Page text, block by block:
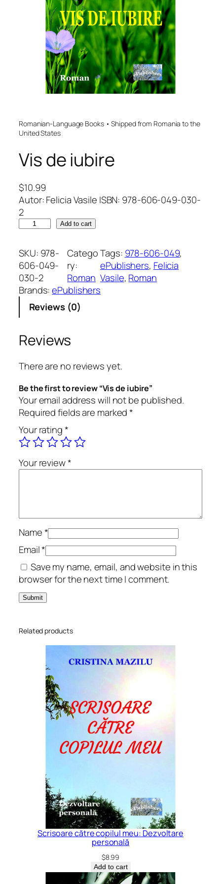
Romanian-Language Books • Shipped from Romania to the
United States
Vis de iubire
$10.99
Autor: Felicia Vasile ISBN: 978-606-049-030-
2
s
d
e
i
u
r
e
q
u
a
n
t
t
y
Add to cart
SKU: 978-
606-049-
030-2
Catego
ry:
Roman
Tags: 978-606-049
ePublishers, Felicia
Vasile, Roman
Brands:ePublishers
Reviews (0)
Reviews
There are no reviews yet.
Be the first to review “Vis de iubire”
Your email address will not be published.
Required fields are marked*
Your rating*
Your review*
Name*
Email*
Save my name, email, and website in this
browser for the next time I comment.
Related products
Scrisoare către copilul meu: Dezvoltare
personală
$8.99
Add to cart